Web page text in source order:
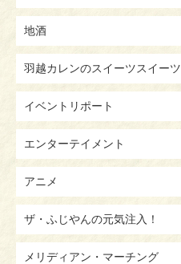
地酒
羽越カレンのスイーツスイーツ
イベントリポート
エンターテイメント
アニメ
ザ・ふじやんの元気注入！
メリディアン・マーチング